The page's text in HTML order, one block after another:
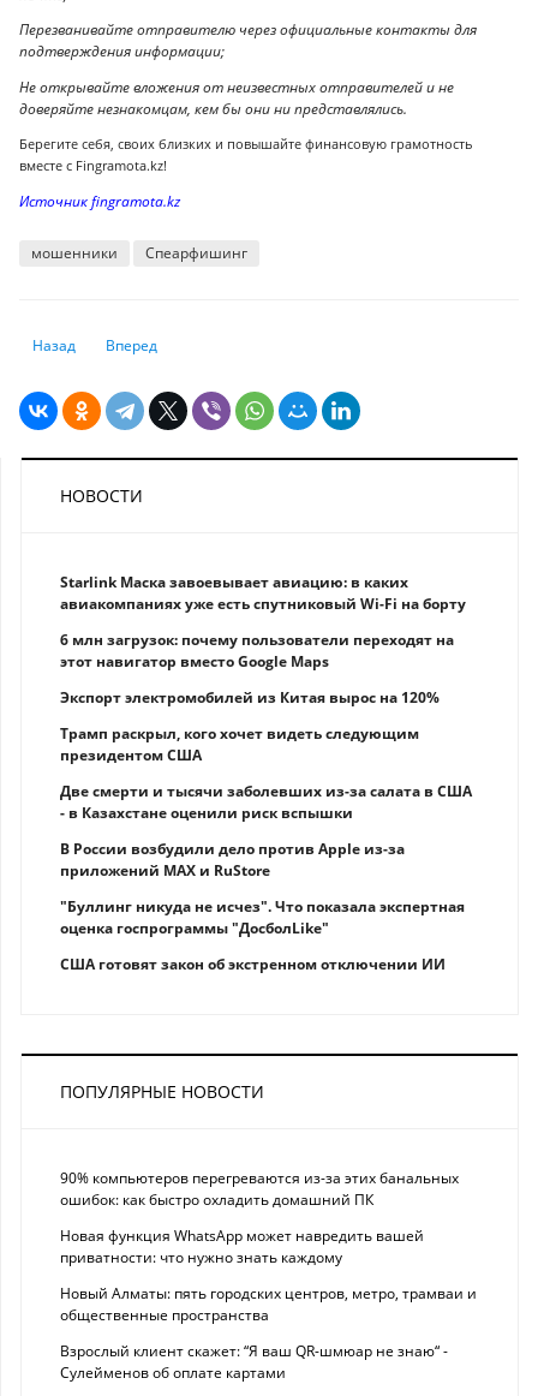
Перезванивайте отправителю через официальные контакты для
подтверждения информации;
Не открывайте вложения от неизвестных отправителей и не
доверяйте незнакомцам, кем бы они ни представлялись.
Берегите себя, своих близких и повышайте финансовую грамотность
вместе с Fingramota.kz!
Источник fingramota.kz
мошенники Спеарфишинг
Предыдущий: В АРРФР обратились к казахстанцам, желающим взять
Назад Следующий: Как пробить финансовый потолок
Вперед
НОВОСТИ
Starlink Маска завоевывает авиацию: в каких
авиакомпаниях уже есть спутниковый Wi-Fi на борту
6 млн загрузок: почему пользователи переходят на
этот навигатор вместо Google Maps
Экспорт электромобилей из Китая вырос на 120%
Трамп раскрыл, кого хочет видеть следующим
президентом США
Две смерти и тысячи заболевших из-за салата в США
- в Казахстане оценили риск вспышки
В России возбудили дело против Apple из-за
приложений MAX и RuStore
"Буллинг никуда не исчез". Что показала экспертная
оценка госпрограммы "ДосболLike"
США готовят закон об экстренном отключении ИИ
ПОПУЛЯРНЫЕ НОВОСТИ
90% компьютеров перегреваются из-за этих банальных
ошибок: как быстро охладить домашний ПК
Новая функция WhatsApp может навредить вашей
приватности: что нужно знать каждому
Новый Алматы: пять городских центров, метро, трамваи и
общественные пространства
Взрослый клиент скажет: “Я ваш QR-шмюар не знаю“ -
Сулейменов об оплате картами